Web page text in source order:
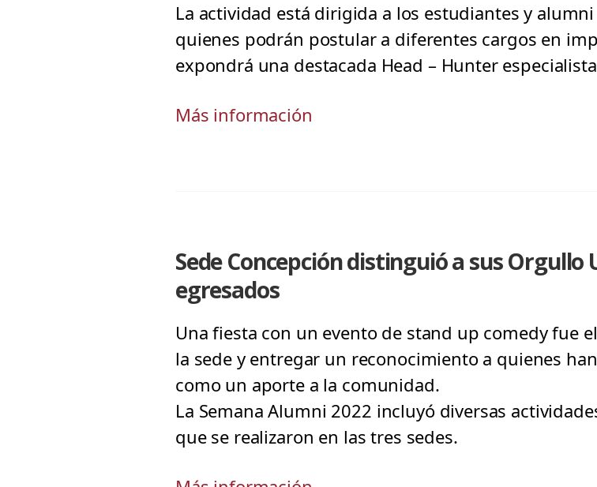
La actividad está dirigida a los estudiantes y
quienes podrán postular a diferentes cargos en
expondrá una destacada Head – Hunter
Más información
Sede Concepción distinguió a sus
egresados
Una fiesta con un evento de stand up comedy fue
la sede y entregar un reconocimiento a quienes
como un aporte a la comunidad.
La Semana Alumni 2022 incluyó diversas
que se realizaron en las tres sedes.